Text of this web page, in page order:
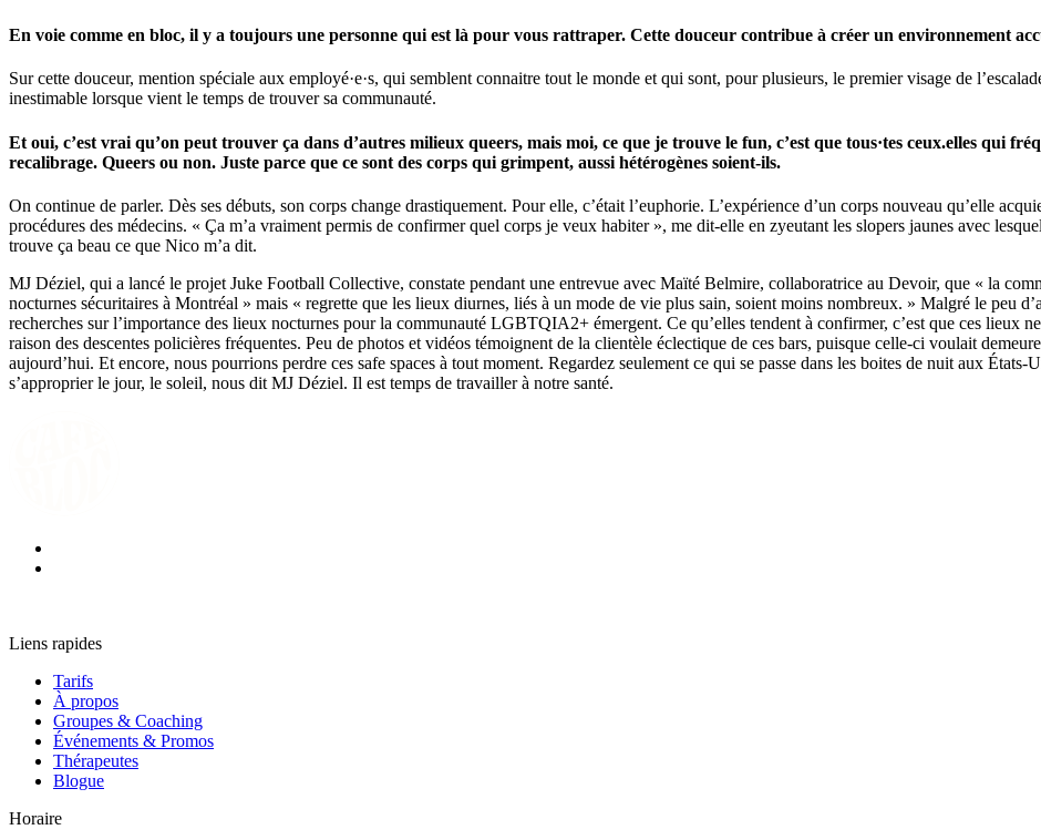
En voie comme en bloc, il y a toujours une personne qui est là pour vous rattraper. Cette douceur contribue à créer un environnement
Sur cette douceur, mention spéciale aux employé·e·s, qui semblent connaitre tout le monde et qui sont, pour plusieurs, le premier visage de
inestimable lorsque vient le temps de trouver sa communauté.
Et oui, c’est vrai qu’on peut trouver ça dans d’autres milieux queers, mais moi, ce que je trouve le fun, c’est que tous·tes ceux.elles qui
recalibrage. Queers ou non. Juste parce que ce sont des corps qui grimpent, aussi hétérogènes soient-ils.
On continue de parler. Dès ses débuts, son corps change drastiquement. Pour elle, c’était l’euphorie. L’expérience d’un corps nouveau qu’elle
procédures des médecins. « Ça m’a vraiment permis de confirmer quel corps je veux habiter », me dit-elle en zyeutant les slopers jaunes avec
trouve ça beau ce que Nico m’a dit.
MJ Déziel, qui a lancé le projet Juke Football Collective, constate pendant une entrevue avec Maïté Belmire, collaboratrice au Devoir, que « la
nocturnes sécuritaires à Montréal » mais « regrette que les lieux diurnes, liés à un mode de vie plus sain, soient moins nombreux. » Malgré le peu
recherches sur l’importance des lieux nocturnes pour la communauté LGBTQIA2+ émergent. Ce qu’elles tendent à confirmer, c’est que ces lieux
raison des descentes policières fréquentes. Peu de photos et vidéos témoignent de la clientèle éclectique de ces bars, puisque celle-ci voulait
aujourd’hui. Et encore, nous pourrions perdre ces safe spaces à tout moment. Regardez seulement ce qui se passe dans les boites de nuit aux
s’approprier le jour, le soleil, nous dit MJ Déziel. Il est temps de travailler à notre santé.
Liens rapides
Tarifs
À propos
Groupes & Coaching
Événements & Promos
Thérapeutes
Blogue
Horaire